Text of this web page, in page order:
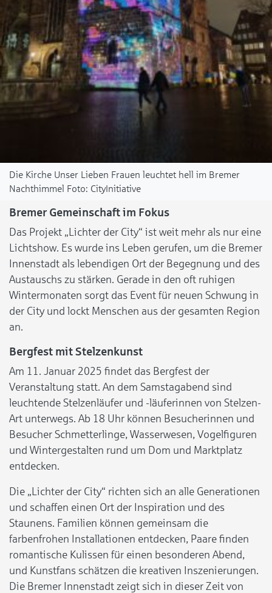
Die Kirche Unser Lieben Frauen leuchtet hell im Bremer
Nachthimmel
CityInitiative
Bremer Gemeinschaft im Fokus
Das Projekt „Lichter der City“ ist weit mehr als nur eine
Lichtshow. Es wurde ins Leben gerufen, um die Bremer
Innenstadt als lebendigen Ort der Begegnung und des
Austauschs zu stärken. Gerade in den oft ruhigen
Wintermonaten sorgt das Event für neuen Schwung in
der City und lockt Menschen aus der gesamten Region
an.
Bergfest mit Stelzenkunst
Am 11. Januar 2025 findet das Bergfest der
Veranstaltung statt. An dem Samstagabend sind
leuchtende Stelzenläufer und -läuferinnen von Stelzen-
Art unterwegs. Ab 18 Uhr können Besucherinnen und
Besucher Schmetterlinge, Wasserwesen, Vogelfiguren
und Wintergestalten rund um Dom und Marktplatz
entdecken.
Die „Lichter der City“ richten sich an alle Generationen
und schaffen einen Ort der Inspiration und des
Staunens. Familien können gemeinsam die
farbenfrohen Installationen entdecken, Paare finden
romantische Kulissen für einen besonderen Abend,
und Kunstfans schätzen die kreativen Inszenierungen.
Die Bremer Innenstadt zeigt sich in dieser Zeit von